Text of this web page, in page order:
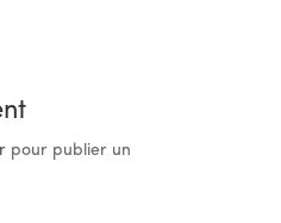
pour publier un